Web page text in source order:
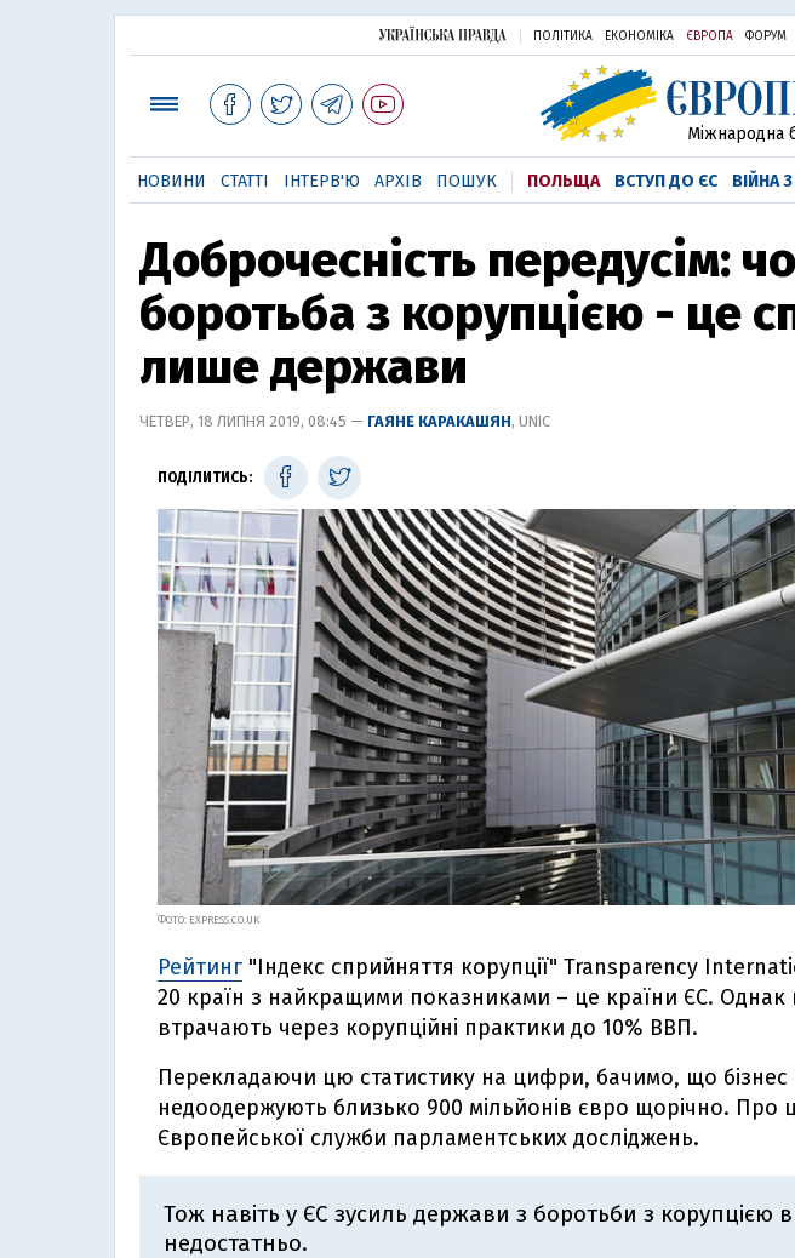
ПОЛІТИКА ЕКОНОМІКА ЄВРОПА ФОРУМ
Міжнародна
НОВИНИ СТАТТІ ІНТЕРВ'Ю АРХІВ ПОШУК ПОЛЬЩА ВСТУП ДО ЄС ВІЙНА
Доброчесність передусім:
боротьба з корупцією - це
лише держави
ЧЕТВЕР, 18 ЛИПНЯ 2019, 08:45 — ГАЯНЕ КАРАКАШЯН, UNIC
ПОДІЛИТИСЬ:
ФОТО: EXPRESS.CO.UK
Рейтинг"Індекс сприйняття корупції" Transparency
20 країн з найкращими показниками – це країни ЄС. Однак
втрачають через корупційні практики до 10% ВВП.
Перекладаючи цю статистику на цифри, бачимо, що бізнес
недоодержують близько 900 мільйонів євро щорічно. Про
Європейської служби парламентських досліджень.
Тож навіть у ЄС зусиль держави з боротьби з корупцією
недостатньо.